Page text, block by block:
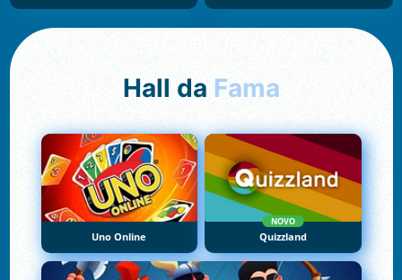
Hall da Fama
Uno Online
NOVO
Quizzland